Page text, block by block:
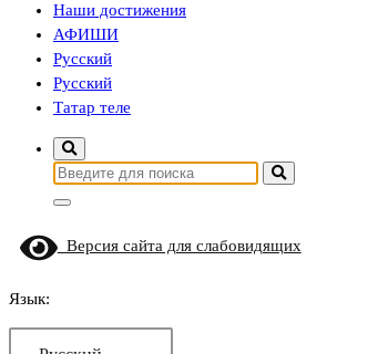
Наши достижения
АФИШИ
Русский
Русский
Татар теле
Найти:
Версия сайта для слабовидящих
Язык: